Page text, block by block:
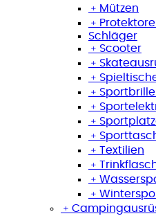
﹢ Mützen
﹢
Schläger
﹢ Scooter
﹢
﹢
﹢
﹢
﹢
﹢
﹢ Textilien
﹢
﹢
﹢
﹢